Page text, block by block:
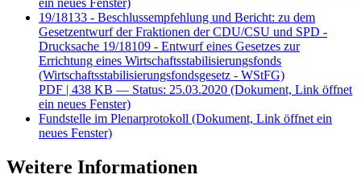
ein neues Fenster)
19/18133 - Beschlussempfehlung und Bericht: zu dem
Gesetzentwurf der Fraktionen der CDU/CSU und SPD -
Drucksache 19/18109 - Entwurf eines Gesetzes zur
Errichtung eines Wirtschaftsstabilisierungsfonds
(Wirtschaftsstabilisierungsfondsgesetz - WStFG)
PDF | 438 KB — Status: 25.03.2020 (Dokument, Link öffnet
ein neues Fenster)
Fundstelle im Plenarprotokoll (Dokument, Link öffnet ein
neues Fenster)
Weitere Informationen